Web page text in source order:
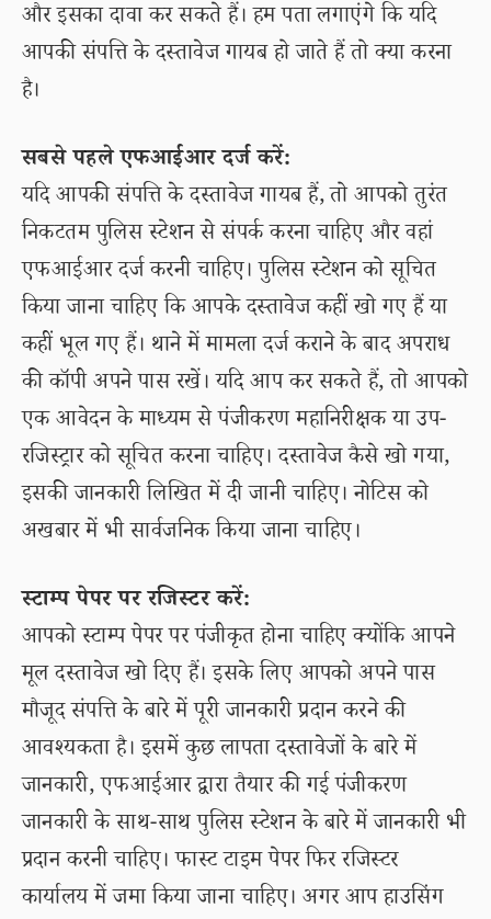
और इसका दावा कर सकते हैं। हम पता लगाएंगे कि यदि
आपकी संपत्ति के दस्तावेज गायब हो जाते हैं तो क्या करना
है।
सबसे पहले एफआईआर दर्ज करें:
यदि आपकी संपत्ति के दस्तावेज गायब हैं, तो आपको तुरंत
निकटतम पुलिस स्टेशन से संपर्क करना चाहिए और वहां
एफआईआर दर्ज करनी चाहिए। पुलिस स्टेशन को सूचित
किया जाना चाहिए कि आपके दस्तावेज कहीं खो गए हैं या
कहीं भूल गए हैं। थाने में मामला दर्ज कराने के बाद अपराध
की कॉपी अपने पास रखें। यदि आप कर सकते हैं, तो आपको
एक आवेदन के माध्यम से पंजीकरण महानिरीक्षक या उप-
रजिस्ट्रार को सूचित करना चाहिए। दस्तावेज कैसे खो गया,
इसकी जानकारी लिखित में दी जानी चाहिए। नोटिस को
अखबार में भी सार्वजनिक किया जाना चाहिए।
स्टाम्प पेपर पर रजिस्टर करें:
आपको स्टाम्प पेपर पर पंजीकृत होना चाहिए क्योंकि आपने
मूल दस्तावेज खो दिए हैं। इसके लिए आपको अपने पास
मौजूद संपत्ति के बारे में पूरी जानकारी प्रदान करने की
आवश्यकता है। इसमें कुछ लापता दस्तावेजों के बारे में
जानकारी, एफआईआर द्वारा तैयार की गई पंजीकरण
जानकारी के साथ-साथ पुलिस स्टेशन के बारे में जानकारी भी
प्रदान करनी चाहिए। फास्ट टाइम पेपर फिर रजिस्टर
कार्यालय में जमा किया जाना चाहिए। अगर आप हाउसिंग